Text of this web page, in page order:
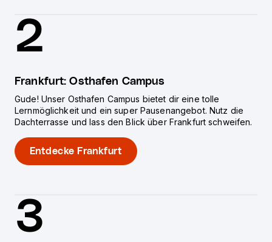
2
Frankfurt: Osthafen Campus
Gude! Unser Osthafen Campus bietet dir eine tolle
Lernmöglichkeit und ein super Pausenangebot. Nutz die
Dachterrasse und lass den Blick über Frankfurt schweifen.
Entdecke Frankfurt
3